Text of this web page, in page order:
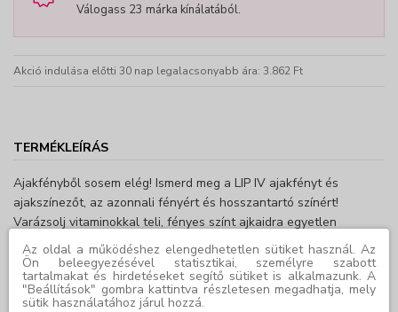
Válogass 23 márka kínálatából.
Akció indulása előtti 30 nap legalacsonyabb ára: 3.862 Ft
TERMÉKLEÍRÁS
Ajakfényből sosem elég! Ismerd meg a LIP IV ajakfényt és
ajakszínezőt, az azonnali fényért és hosszantartó színért!
Varázsolj vitaminokkal teli, fényes színt ajkaidra egyetlen
mozdulattal, egyedi, ajakfestő hatással kiegészítve.
Magnéziummal, B12-vitaminnal és ajakápoló kókuszvízzel
dúsítva.
Az oldal a működéshez elengedhetetlen sütiket használ. Az
Ön beleegyezésével statisztikai, személyre szabott
tartalmakat és hirdetéseket segítő sütiket is alkalmazunk. A
"Beállítások" gombra kattintva részletesen megadhatja, mely
sütik használatához járul hozzá.